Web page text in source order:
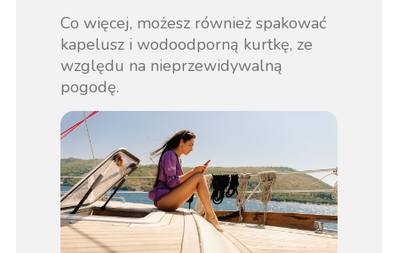
Co więcej, możesz również spakować
kapelusz i wodoodporną kurtkę, ze
względu na nieprzewidywalną
pogodę.